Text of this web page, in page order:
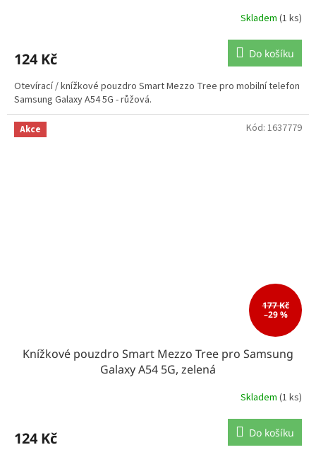
Skladem (1 ks)
124 Kč Do košíku
Otevírací / knížkové pouzdro Smart Mezzo Tree pro mobilní telefon
Samsung Galaxy A54 5G - růžová.
Akce
177 Kč
–29 %
Knížkové pouzdro Smart Mezzo Tree pro Samsung
Galaxy A54 5G, zelená
Skladem (1 ks)
124 Kč Do košíku
Kód: 1637779